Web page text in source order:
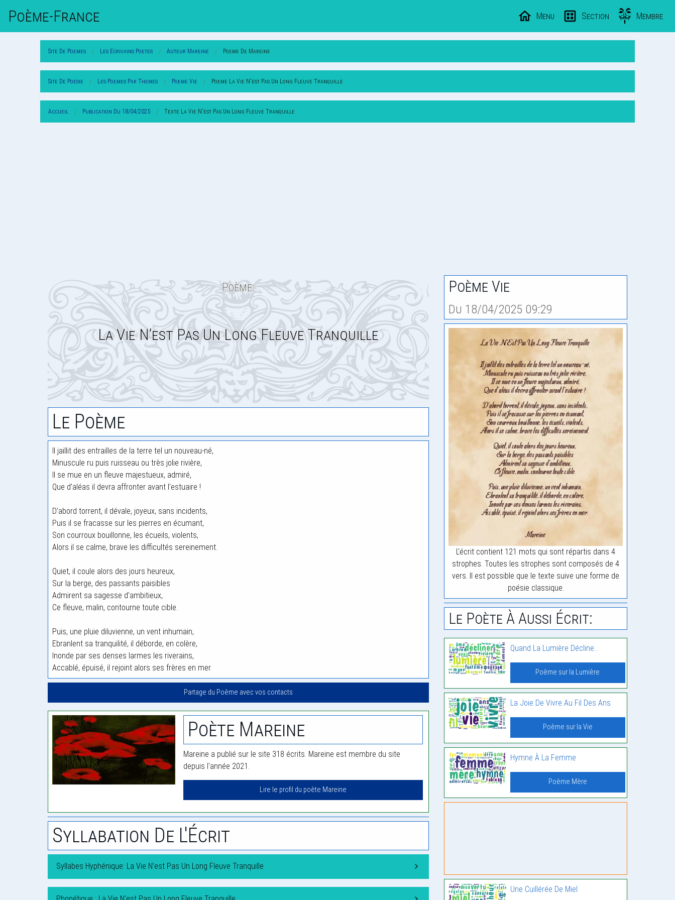
Poème-FrAnce Menu Section Membre
Site De Poemes Les Ecrivains Poetes Auteur Mareine Poeme De Mareine
Site De Poesie Les Poemes Par Themes Poeme Vie Poeme La Vie N'est Pas Un Long Fleuve Tranquille
Accueil Publication Du 18/04/2025 Texte La Vie N'est Pas Un Long Fleuve Tranquille
Poème:
La Vie N’est Pas Un Long Fleuve Tranquille
Le Poème
Il jaillit des entrailles de la terre tel un nouveau-né,
Minuscule ru puis ruisseau ou très jolie rivière,
Il se mue en un fleuve majestueux, admiré,
Que d’aléas il devra affronter avant l’estuaire !
D’abord torrent, il dévale, joyeux, sans incidents,
Puis il se fracasse sur les pierres en écumant,
Son courroux bouillonne, les écueils, violents,
Alors il se calme, brave les difficultés sereinement.
Quiet, il coule alors des jours heureux,
Sur la berge, des passants paisibles
Admirent sa sagesse d’ambitieux,
Ce fleuve, malin, contourne toute cible.
Puis, une pluie diluvienne, un vent inhumain,
Ebranlent sa tranquilité, il déborde, en colère,
Inonde par ses denses larmes les riverains,
Accablé, épuisé, il rejoint alors ses frères en mer.
Partage du Poème avec vos contacts
Poète Mareine
Mareine a publié sur le site 318 écrits. Mareine est membre du site
depuis l'année 2021.
Lire le profil du poète Mareine
Syllabation De L'Écrit
Syllabes Hyphénique: La Vie N’est Pas Un Long Fleuve Tranquille
Poème Vie
Du 18/04/2025 09:29
L'écrit contient 121 mots qui sont répartis dans 4
strophes. Toutes les strophes sont composés de 4
vers. Il est possible que le texte suive une forme de
poésie classique.
Le Poète À Aussi Écrit:
Quand La Lumière Décline…
Poème sur la Lumière
La Joie De Vivre Au Fil Des Ans
Poème sur la Vie
Hymne À La Femme
Poème Mère
Une Cuillérée De Miel